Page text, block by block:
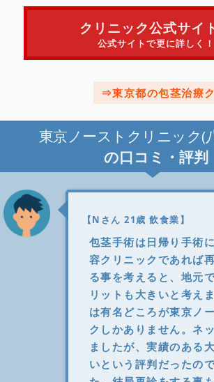
クリニック公式サイ
公式サイトで更に詳しく！
東京都の包茎治療
東京ノーストクリニック(
の口コミ・評判
【Nさん 21歳 飲食業】
包茎手術は日帰り手術
容クリニックであれば
る事を考えると、地元
リットも大きいと考え
は有名どころが東京ノ
クしかありません。ネ
ましたが、実績のある
いという評判だったの